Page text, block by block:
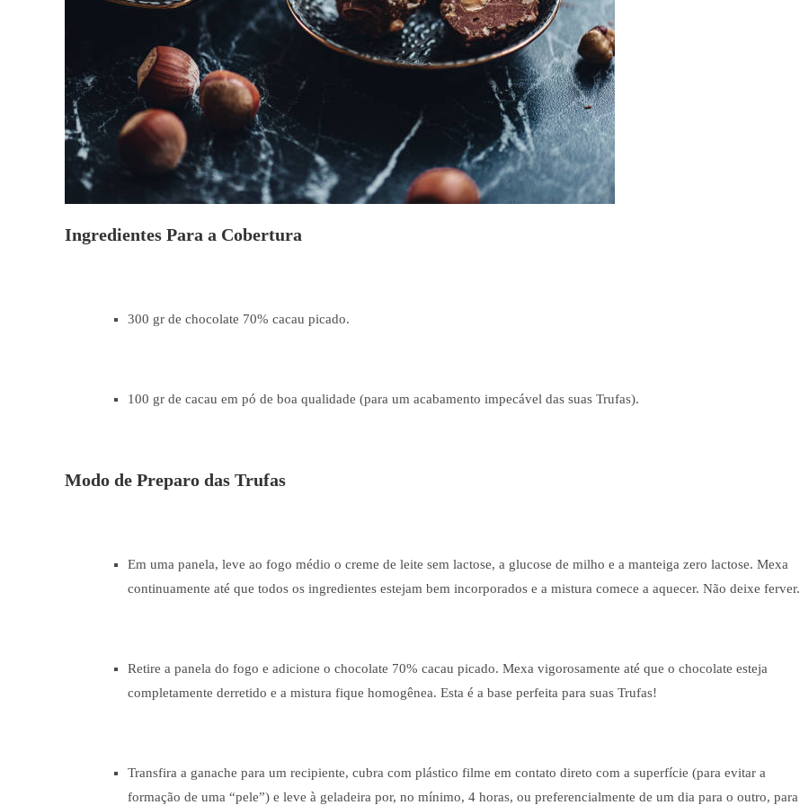
Ingredientes Para a Cobertura
300 gr de chocolate 70% cacau picado.
100 gr de cacau em pó de boa qualidade (para um acabamento impecável das suas Trufas).
Modo de Preparo das Trufas
Em uma panela, leve ao fogo médio o creme de leite sem lactose, a glucose de milho e a manteiga zero lactose. Mexa
continuamente até que todos os ingredientes estejam bem incorporados e a mistura comece a aquecer. Não deixe ferver.
Retire a panela do fogo e adicione o chocolate 70% cacau picado. Mexa vigorosamente até que o chocolate esteja
completamente derretido e a mistura fique homogênea. Esta é a base perfeita para suas Trufas!
Transfira a ganache para um recipiente, cubra com plástico filme em contato direto com a superfície (para evitar a
formação de uma “pele”) e leve à geladeira por, no mínimo, 4 horas, ou preferencialmente de um dia para o outro, para